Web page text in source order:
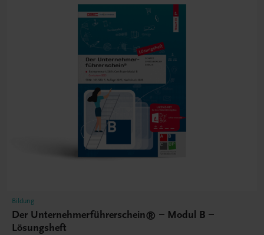
Bildung
Der Unternehmerführerschein® – Modul B –
Lösungsheft